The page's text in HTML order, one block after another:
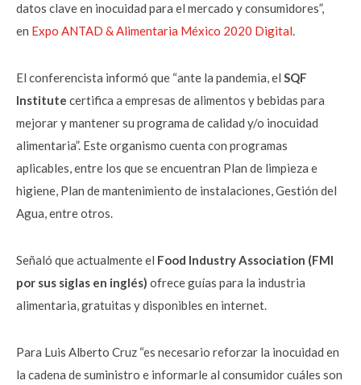
datos clave en inocuidad para el mercado y consumidores​”,
en Expo ANTAD & Alimentaria México 2020 Digital.
El conferencista informó que “ante la pandemia, el SQF
Institute certifica a empresas de alimentos y bebidas para
mejorar y mantener su programa de calidad y/o inocuidad
alimentaria”. Este organismo cuenta con programas
aplicables, entre los que se encuentran Plan de limpieza e
higiene, Plan de mantenimiento de instalaciones, Gestión del
Agua, entre otros.
Señaló que actualmente el Food Industry Association (FMI
por sus siglas en inglés) ofrece guías para la industria
alimentaria, gratuitas y disponibles en internet.
Para Luis Alberto Cruz “es necesario reforzar la inocuidad en
la cadena de suministro e informarle al consumidor cuáles son